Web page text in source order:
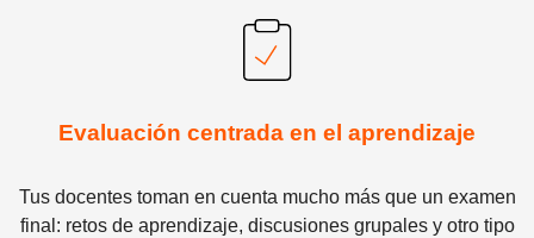
Evaluación centrada en el aprendizaje
Tus docentes toman en cuenta mucho más que un examen
final: retos de aprendizaje, discusiones grupales y otro tipo